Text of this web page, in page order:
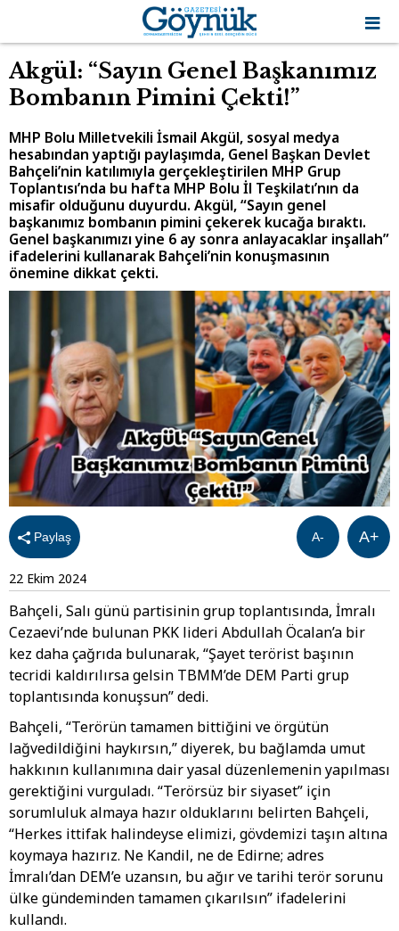
Akgül: “Sayın Genel Başkanımız
Bombanın Pimini Çekti!”
MHP Bolu Milletvekili İsmail Akgül, sosyal medya
hesabından yaptığı paylaşımda, Genel Başkan Devlet
Bahçeli’nin katılımıyla gerçekleştirilen MHP Grup
Toplantısı’nda bu hafta MHP Bolu İl Teşkilatı’nın da
misafir olduğunu duyurdu. Akgül, “Sayın genel
başkanımız bombanın pimini çekerek kucağa bıraktı.
Genel başkanımızı yine 6 ay sonra anlayacaklar inşallah”
ifadelerini kullanarak Bahçeli’nin konuşmasının
önemine dikkat çekti.
Paylaş A+
A-
22 Ekim 2024
Bahçeli, Salı günü partisinin grup toplantısında, İmralı
Cezaevi’nde bulunan PKK lideri Abdullah Öcalan’a bir
kez daha çağrıda bulunarak, “Şayet terörist başının
tecridi kaldırılırsa gelsin TBMM’de DEM Parti grup
toplantısında konuşsun” dedi.
Bahçeli, “Terörün tamamen bittiğini ve örgütün
lağvedildiğini haykırsın,” diyerek, bu bağlamda umut
hakkının kullanımına dair yasal düzenlemenin yapılması
gerektiğini vurguladı. “Terörsüz bir siyaset” için
sorumluluk almaya hazır olduklarını belirten Bahçeli,
“Herkes ittifak halindeyse elimizi, gövdemizi taşın altına
koymaya hazırız. Ne Kandil, ne de Edirne; adres
İmralı’dan DEM’e uzansın, bu ağır ve tarihi terör sorunu
ülke gündeminden tamamen çıkarılsın” ifadelerini
kullandı.